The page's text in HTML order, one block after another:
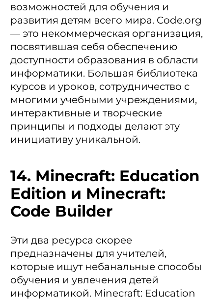
возможностей для обучения и
развития детям всего мира. Code.org
— это некоммерческая организация,
посвятившая себя обеспечению
доступности образования в области
информатики. Большая библиотека
курсов и уроков, сотрудничество с
многими учебными учреждениями,
интерактивные и творческие
принципы и подходы делают эту
инициативу уникальной.
14. Minecraft: Education
Edition и Minecraft:
Code Builder
Эти два ресурса скорее
предназначены для учителей,
которые ищут небанальные способы
обучения и увлечения детей
информатикой. Minecraft: Education